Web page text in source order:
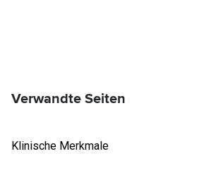
Verwandte Seiten
Klinische Merkmale